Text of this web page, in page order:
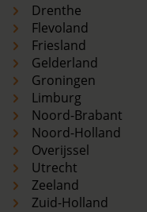
Drenthe
Flevoland
Friesland
Gelderland
Groningen
Limburg
Noord-Brabant
Noord-Holland
Overijssel
Utrecht
Zeeland
Zuid-Holland